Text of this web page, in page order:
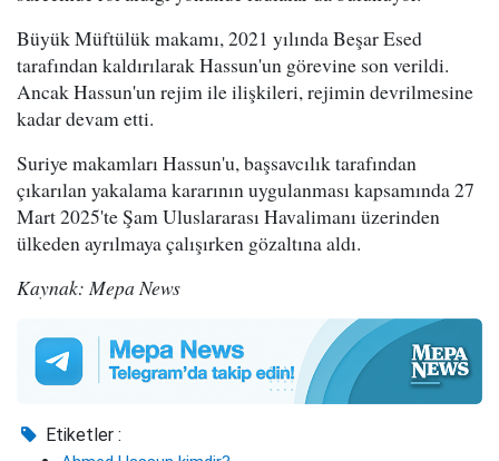
Büyük Müftülük makamı, 2021 yılında Beşar Esed
tarafından kaldırılarak Hassun'un görevine son verildi.
Ancak Hassun'un rejim ile ilişkileri, rejimin devrilmesine
kadar devam etti.
Suriye makamları Hassun'u, başsavcılık tarafından
çıkarılan yakalama kararının uygulanması kapsamında 27
Mart 2025'te Şam Uluslararası Havalimanı üzerinden
ülkeden ayrılmaya çalışırken gözaltına aldı.
Kaynak: Mepa News
Etiketler :